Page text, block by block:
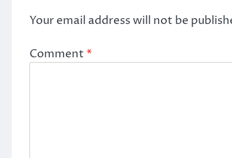
Your email address will not be
Comment *